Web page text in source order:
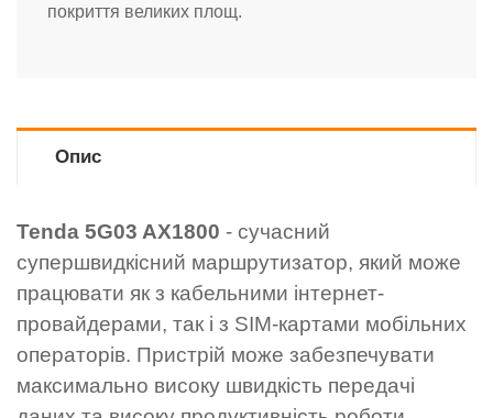
покриття великих площ.
Опис
Tenda 5G03 AX1800 - сучасний
супершвидкісний маршрутизатор, який може
працювати як з кабельними інтернет-
провайдерами, так і з SIM-картами мобільних
операторів. Пристрій може забезпечувати
максимально високу швидкість передачі